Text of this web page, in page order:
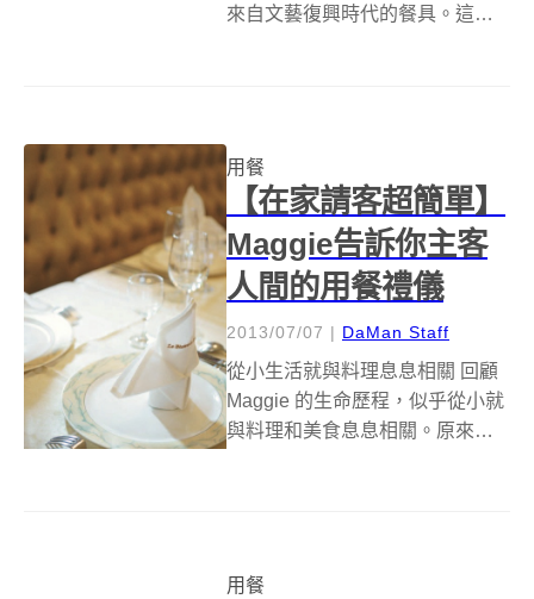
來自文藝復興時代的餐具。這幾
用餐
【在家請客超簡單】
Maggie告訴你主客
人間的用餐禮儀
2013/07/07 | DaMan Staff
從小生活就與料理息息相關 回顧
Maggie 的生命歷程，似乎從小就
與料理和美食息息相關。原來，
她最佳的玩樂場所，千變萬化的...
用餐